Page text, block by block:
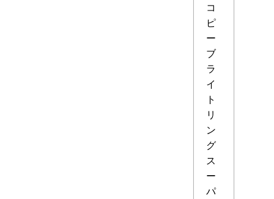
コ
ピ
ー
ブ
ラ
イ
ト
リ
ン
グ
ス
ー
パ